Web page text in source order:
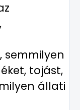
semmilyen
tojást,
állati